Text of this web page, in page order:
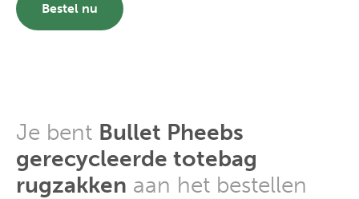
Bestel nu
Je bent Bullet Pheebs
gerecycleerde totebag
rugzakken aan het bestellen